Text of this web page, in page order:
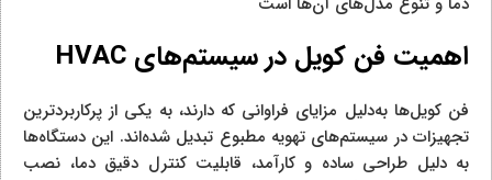
اهمیت فن کویل در سیستم‌های HVAC
فن کویل‌ها به‌دلیل مزایای فراوانی که دارند، به یکی از پرکاربردترین
تجهیزات در سیستم‌های تهویه مطبوع تبدیل شده‌اند. این دستگاه‌ها
به دلیل طراحی ساده و کارآمد، قابلیت کنترل دقیق دما، نصب